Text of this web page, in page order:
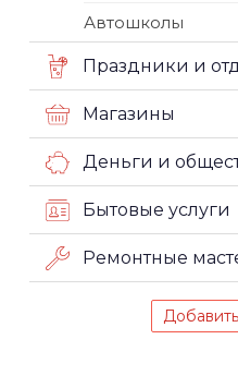
Автошколы
Праздники и
Магазины
Деньги и
Бытовые услуги
Ремонтные